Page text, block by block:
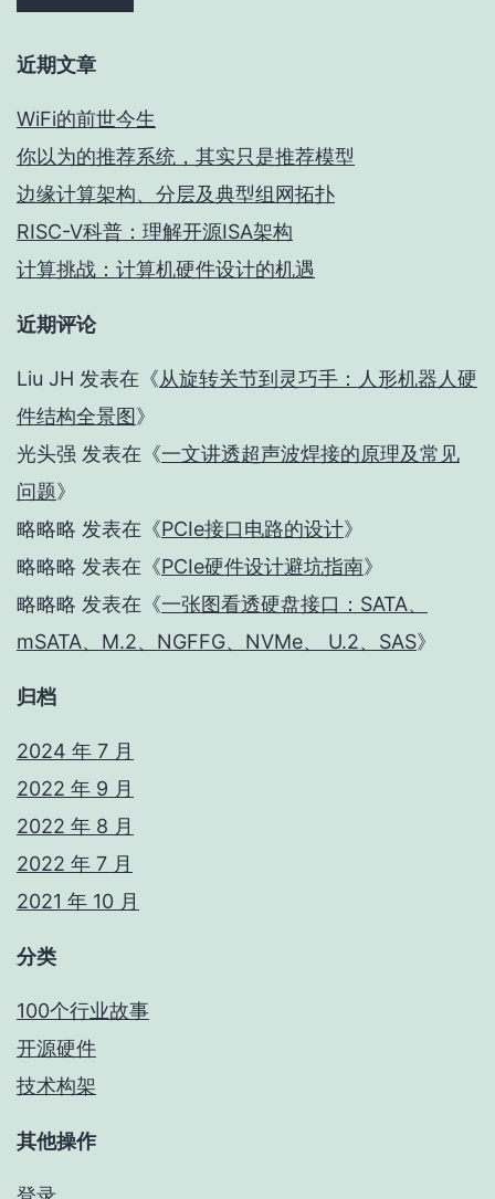
近期文章
WiFi的前世今生
你以为的推荐系统，其实只是推荐模型
边缘计算架构、分层及典型组网拓扑
RISC-V科普：理解开源ISA架构
计算挑战：计算机硬件设计的机遇
近期评论
Liu JH 发表在《从旋转关节到灵巧手：人形机器人硬
件结构全景图》
光头强 发表在《一文讲透超声波焊接的原理及常见
问题》
略略略 发表在《PCIe接口电路的设计》
略略略 发表在《PCIe硬件设计避坑指南》
略略略 发表在《一张图看透硬盘接口：SATA、
mSATA、M.2、NGFFG、NVMe、 U.2、SAS》
归档
2024 年 7 月
2022 年 9 月
2022 年 8 月
2022 年 7 月
2021 年 10 月
分类
100个行业故事
开源硬件
技术构架
其他操作